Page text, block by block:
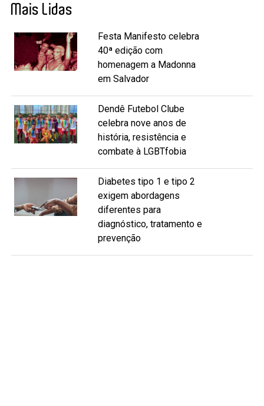
Mais Lidas
Festa Manifesto celebra
40ª edição com
homenagem a Madonna
em Salvador
Dendê Futebol Clube
celebra nove anos de
história, resistência e
combate à LGBTfobia
Diabetes tipo 1 e tipo 2
exigem abordagens
diferentes para
diagnóstico, tratamento e
prevenção